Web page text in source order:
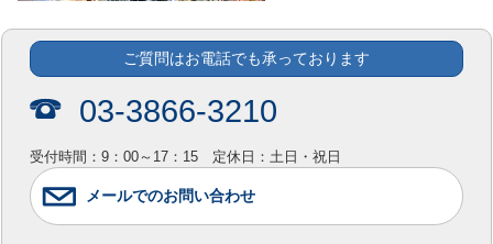
ご質問はお電話でも承っております
03-3866-3210
受付時間：9：00～17：15 定休日：土日・祝日
メールでのお問い合わせ